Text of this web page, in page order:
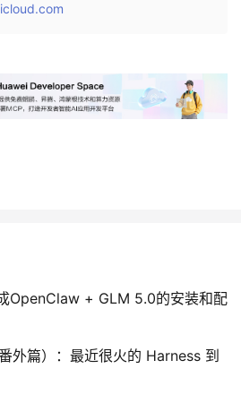
OpenClaw + GLM 5.0的安装和配
外篇）：最近很火的 Harness 到